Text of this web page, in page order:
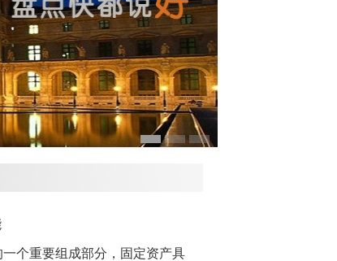
个重要组成部分，固定资产具